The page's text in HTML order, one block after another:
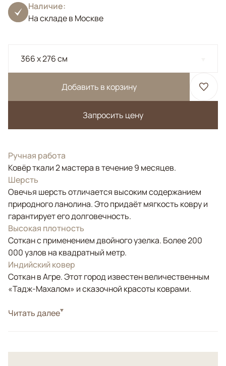
Наличие:
На складе в Москве
366 x 276 см
Добавить в корзину
Запросить цену
Ручная работа
Ковёр ткали 2 мастера в течение 9 месяцев.
Шерсть
Овечья шерсть отличается высоким содержанием
природного ланолина. Это придаёт мягкость ковру и
гарантирует его долговечность.
Высокая плотность
Соткан с применением двойного узелка. Более 200
000 узлов на квадратный метр.
Индийский ковер
Соткан в Агре. Этот город известен величественным
«Тадж-Махалом» и сказочной красоты коврами.
СтильСовременные
Читать далее